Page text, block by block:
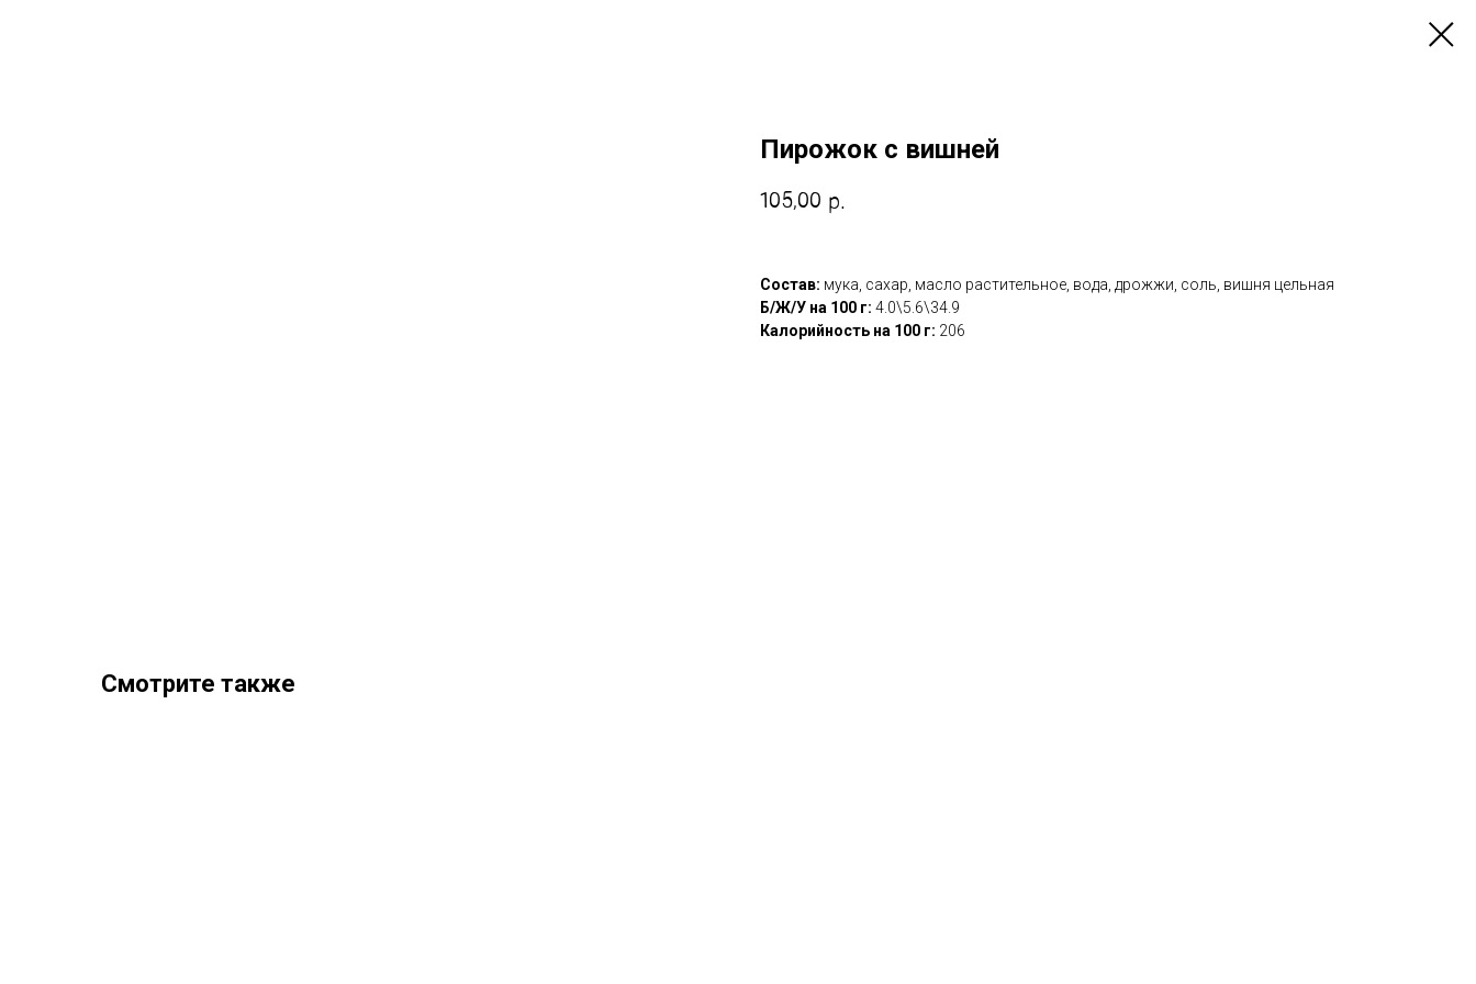
Пирожок с вишней
105,00 р.
Состав: мука, сахар, масло растительное, вода, дрожжи, соль, вишня цельная
Б/Ж/У на 100 г: 4.0\5.6\34.9
Калорийность на 100 г: 206
Смотрите также